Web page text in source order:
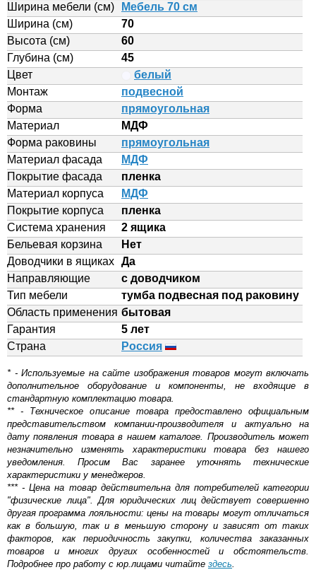
Ширина мебели (см)
Мебель 70 см
Ширина (см)
70
Высота (см)
60
Глубина (см)
45
Цвет
белый
Монтаж
подвесной
Форма
прямоугольная
Материал
МДФ
Форма раковины
прямоугольная
Материал фасада
МДФ
Покрытие фасада
пленка
Материал корпуса
МДФ
Покрытие корпуса
пленка
Система хранения
2 ящика
Бельевая корзина
Нет
Доводчики в ящиках Да
Направляющие
с доводчиком
Тип мебели
тумба подвесная под раковину
Область применения бытовая
Гарантия
5 лет
Страна
Россия
* - Используемые на сайте изображения товаров могут включать
дополнительное оборудование и компоненты, не входящие в
стандартную комплектацию товара.
** - Техническое описание товара предоставлено официальным
представительством компании-производителя и актуально на
дату появления товара в нашем каталоге. Производитель может
незначительно изменять характеристики товара без нашего
уведомления. Просим Вас заранее уточнять технические
характеристики у менеджеров.
*** - Цена на товар действительна для потребителей категории
"физические лица". Для юридических лиц действует совершенно
другая программа лояльности: цены на товары могут отличаться
как в большую, так и в меньшую сторону и зависят от таких
факторов, как периодичность закупки, количества заказанных
товаров и многих других особенностей и обстоятельств.
Подробнее про работу с юр.лицами читайте здесь.